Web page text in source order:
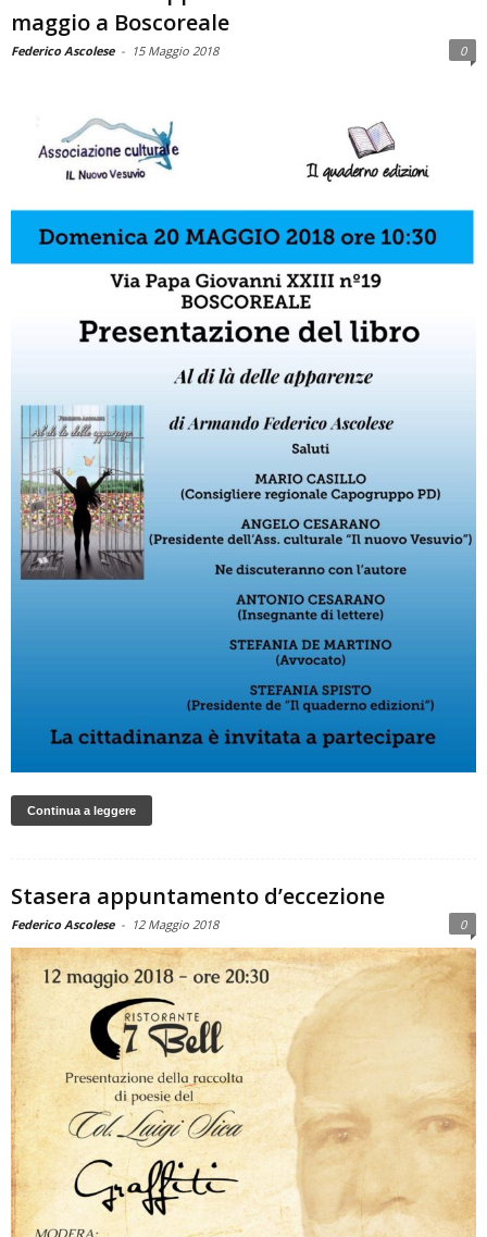
maggio a Boscoreale
Federico Ascolese - 15 Maggio 2018 0
Continua a leggere
Stasera appuntamento d’eccezione
Federico Ascolese - 12 Maggio 2018 0